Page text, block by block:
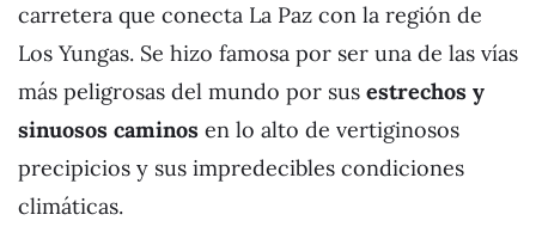
carretera que conecta La Paz con la región de
Los Yungas. Se hizo famosa por ser una de las vías
más peligrosas del mundo por sus estrechos y
sinuosos caminos en lo alto de vertiginosos
precipicios y sus impredecibles condiciones
climáticas.